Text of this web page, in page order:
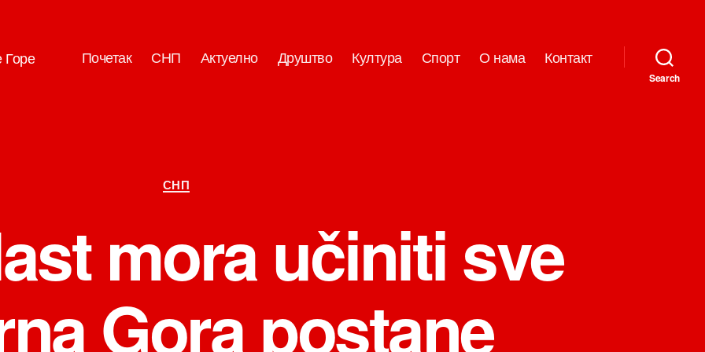
Горе Почетак СНП Актуелно Друштво Култура Спорт О нама Контакт
Search
Категорије
СНП
mora učiniti sve
Gora postane